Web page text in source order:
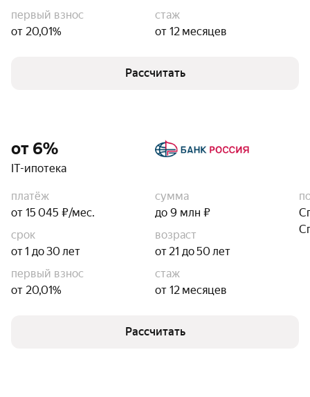
первый взнос
от 20,01%
стаж
от 12 месяцев
Рассчитать
от 6%
IT-ипотека
платёж
от 15 045 ₽/мес.
сумма
до 9 млн ₽
срок
от 1 до 30 лет
возраст
от 21 до 50 лет
первый взнос
от 20,01%
стаж
от 12 месяцев
Рассчитать